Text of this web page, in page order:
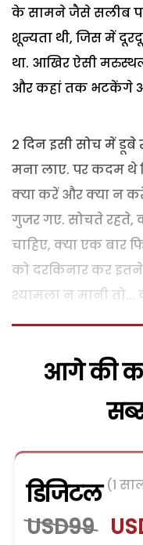
के सामने जैसे सलीब
शून्यता थी, जिस में
था. आखिर ऐसी
और कहां तक भटकेंगे
2 दिन इसी सोच में डूबे
मना लाए. पर कदम थे
क्या करें और क्या न
गुजर गए. सोचते रहते,
चाहिए, क्या एक बार
को दरकिनार कर
श्यामला न मानी
आगे की
डिजिटल (1
USD99